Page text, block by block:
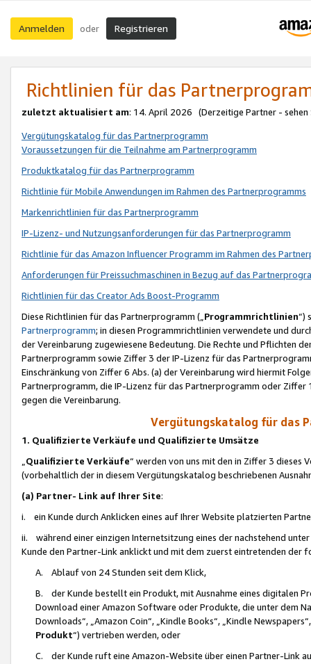
Anmelden oder Registrieren
Richtlinien für das
zuletzt aktualisiert am: 14. April 2026 (Derzeitige Partner - sehen
Vergütungskatalog für das Partnerprogramm
Voraussetzungen für die Teilnahme am Partnerprogramm
Produktkatalog für das Partnerprogramm
Richtlinie für Mobile Anwendungen im Rahmen des Partnerprogramms
Markenrichtlinien für das Partnerprogramm
IP-Lizenz- und Nutzungsanforderungen für das Partnerprogramm
Richtlinie für das Amazon Influencer Programm im Rahmen des
Anforderungen für Preissuchmaschinen in Bezug auf das
Richtlinien für das Creator Ads Boost-Programm
Diese Richtlinien für das Partnerprogramm („Programmrichtlinien“)
Partnerprogramm; in diesen Programmrichtlinien verwendete und
der Vereinbarung zugewiesene Bedeutung. Die Rechte und Pflichten
Partnerprogramm sowie Ziffer 3 der IP-Lizenz für das
Einschränkung von Ziffer 6 Abs. (a) der Vereinbarung wird hiermit
Partnerprogramm, die IP-Lizenz für das Partnerprogramm oder
gegen die Vereinbarung.
Vergütungskatalog für das
1. Qualifizierte Verkäufe und Qualifizierte Umsätze
Qualifizierte Verkäufe“ werden von uns mit den in Ziffer 3
(vorbehaltlich der in diesem Vergütungskatalog beschriebenen
(a) Partner- Link auf Ihrer Site:
i. ein Kunde durch Anklicken eines auf Ihrer Website platzierten
ii. während einer einzigen Internetsitzung eines der nachstehend
Kunde den Partner-Link anklickt und mit dem zuerst eintretenden der
A. Ablauf von 24 Stunden seit dem Klick,
B. der Kunde bestellt ein Produkt, mit Ausnahme eines digitalen
Download einer Amazon Software oder Produkte, die unter dem
Downloads“, „Amazon Coin“, „Kindle Books“, „Kindle
Produkt“) vertrieben werden, oder
C. der Kunde ruft eine Amazon-Website über einen Partner-Link